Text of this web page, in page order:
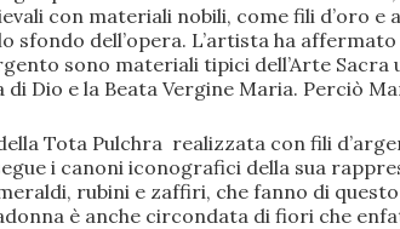
con materiali nobili, come fili d’oro
sfondo dell’opera. L’artista ha
sono materiali tipici dell’Arte
Dio e la Beata Vergine Maria. Perciò
Tota Pulchra realizzata con fili
i canoni iconografici della sua
rubini e zaffiri, che fanno di
è anche circondata di fiori che